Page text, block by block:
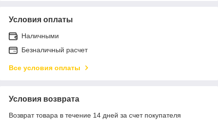
Условия оплаты
Наличными
Безналичный расчет
Все условия оплаты
Условия возврата
Возврат товара в течение 14 дней за счет покупателя